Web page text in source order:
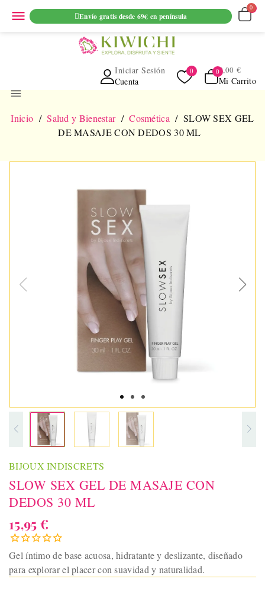
ENVIO GRATUITO EN PEDIDOS SUPERIORES A 69€ EN
PENINSULA
Cuenta
Iniciar Sesión
Mi Carrito
0,00 €
menu
Inicio Salud y Bienestar Cosmética
SLOW SEX GEL
DE MASAJE CON DEDOS 30 ML
BIJOUX INDISCRETS
SLOW SEX GEL DE MASAJE CON
DEDOS 30 ML
15,95 €
Gel íntimo de base acuosa, hidratante y deslizante, diseñado
para explorar el placer con suavidad y naturalidad.
menu Envío gratis desde 69€ en península